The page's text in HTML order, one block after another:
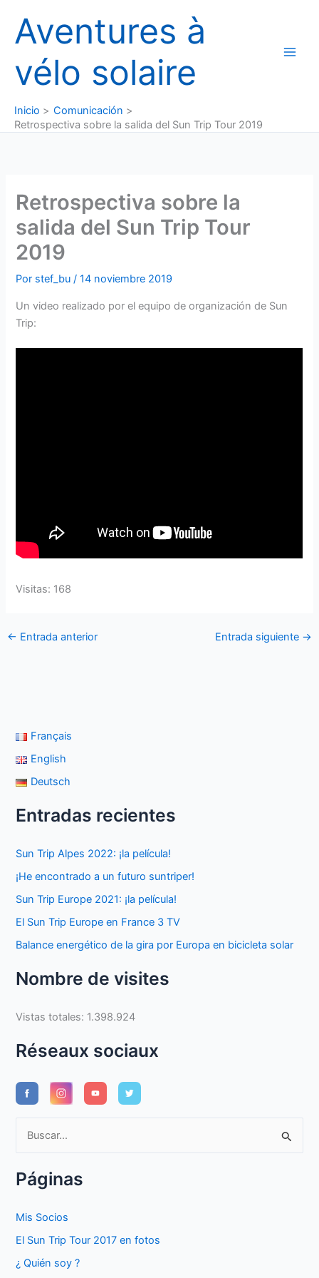
contenido
Aventures à
vélo solaire
Inicio
Comunicación
Retrospectiva sobre la salida del Sun Trip Tour 2019
Retrospectiva sobre la
salida del Sun Trip Tour
2019
Por stef_bu/14 noviembre 2019
Un video realizado por el equipo de organización de Sun
Trip:
Visitas: 168
← Entrada anterior Entrada siguiente →
Français
English
Deutsch
Entradas recientes
Sun Trip Alpes 2022: ¡la película!
¡He encontrado a un futuro suntriper!
Sun Trip Europe 2021: ¡la película!
El Sun Trip Europe en France 3 TV
Balance energético de la gira por Europa en bicicleta solar
Nombre de visites
Vistas totales: 1.398.924
Réseaux sociaux
c
o
Páginas
Mis Socios
El Sun Trip Tour 2017 en fotos
¿ Quién soy ?